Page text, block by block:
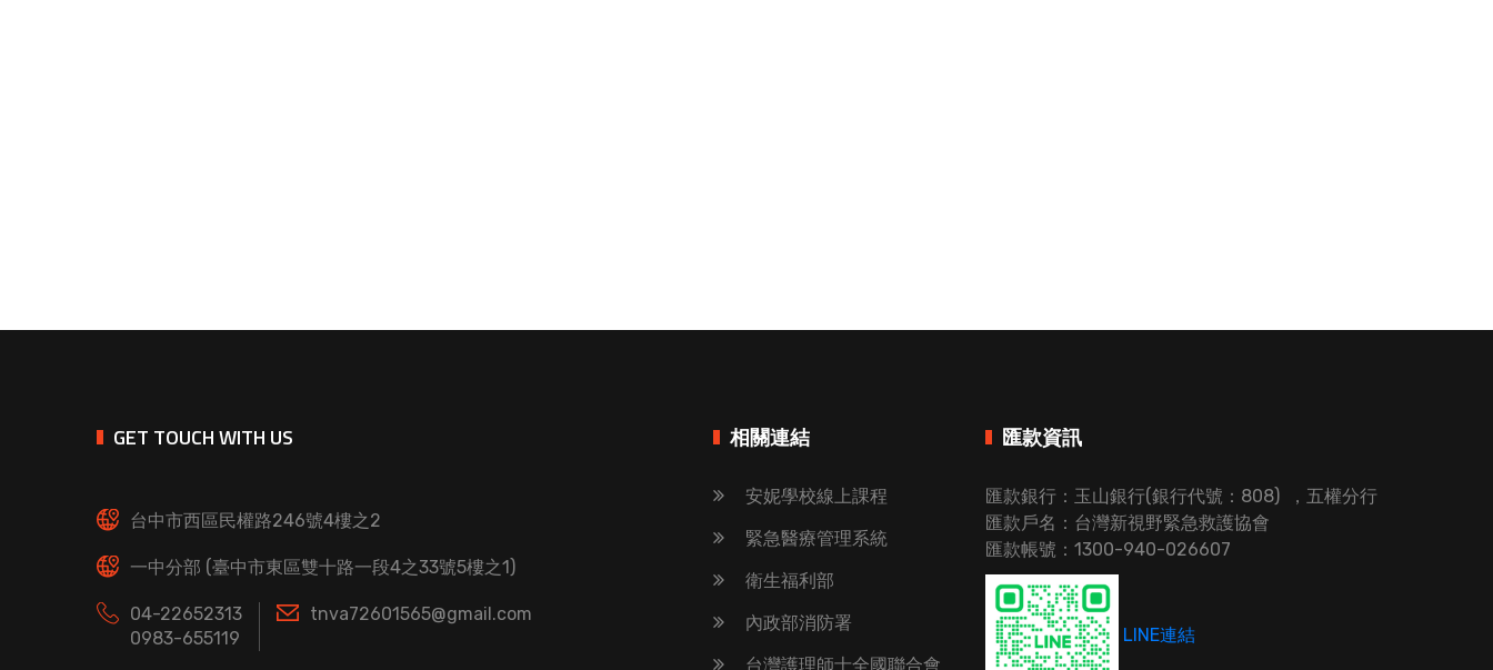
GET TOUCH WITH US
台中市西區民權路246號4樓之2
一中分部 (臺中市東區雙十路一段4之33號5樓之1)
04-22652313
0983-655119
tnva72601565@gmail.com
相關連結
安妮學校線上課程
緊急醫療管理系統
衛生福利部
內政部消防署
台灣護理師士全國聯合會
匯款資訊
匯款銀行：玉山銀行(銀行代號：808) ，五權分行
匯款戶名：台灣新視野緊急救護協會
匯款帳號：1300-940-026607
LINE連結